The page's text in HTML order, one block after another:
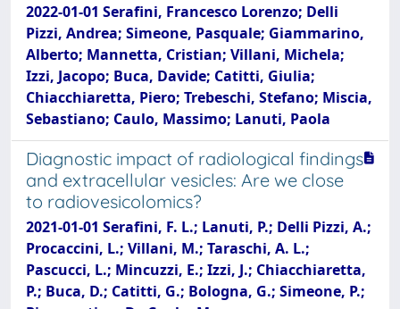
2022-01-01 Serafini, Francesco Lorenzo; Delli
Pizzi, Andrea; Simeone, Pasquale; Giammarino,
Alberto; Mannetta, Cristian; Villani, Michela;
Izzi, Jacopo; Buca, Davide; Catitti, Giulia;
Chiacchiaretta, Piero; Trebeschi, Stefano; Miscia,
Sebastiano; Caulo, Massimo; Lanuti, Paola
Diagnostic impact of radiological findings
and extracellular vesicles: Are we close
to radiovesicolomics?
2021-01-01 Serafini, F. L.; Lanuti, P.; Delli Pizzi, A.;
Procaccini, L.; Villani, M.; Taraschi, A. L.;
Pascucci, L.; Mincuzzi, E.; Izzi, J.; Chiacchiaretta,
P.; Buca, D.; Catitti, G.; Bologna, G.; Simeone, P.;